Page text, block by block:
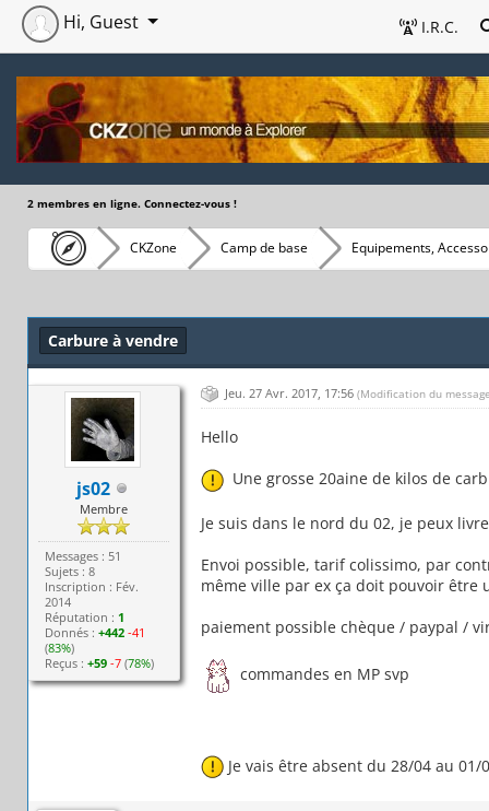
I.R.C.
Hi, Guest
2 membres en ligne. Connectez-vous !
CKZone Camp de base Equipements,
Carbure à vendre
js02
Membre
Messages : 51
Sujets : 8
Inscription : Fév.
2014
Réputation : 1
Donnés :+442 -41
(83%)
Reçus :+59 -7 (78%)
Jeu. 27 Avr. 2017, 17:56 (Modification du
Hello
Une grosse 20aine de kilos de
Je suis dans le nord du 02, je peux
Envoi possible, tarif colissimo, par
même ville par ex ça doit pouvoir être
paiement possible chèque / paypal /
commandes en MP svp
Je vais être absent du 28/04 au 01/